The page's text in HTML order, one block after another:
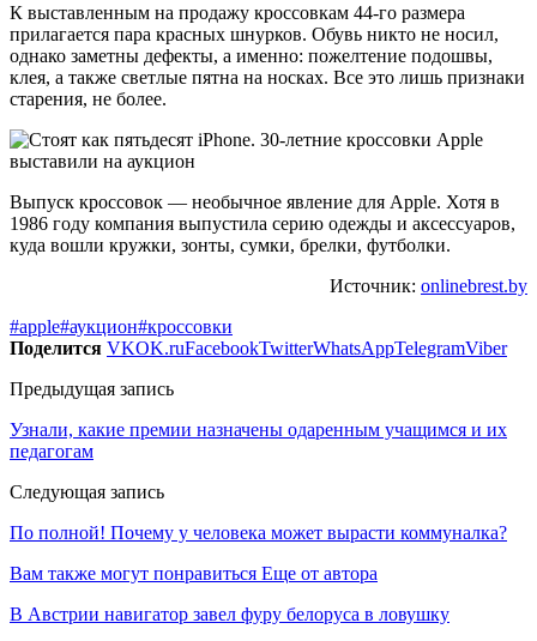
К выставленным на продажу кроссовкам 44-го размера
прилагается пара красных шнурков. Обувь никто не носил,
однако заметны дефекты, а именно: пожелтение подошвы,
клея, а также светлые пятна на носках. Все это лишь признаки
старения, не более.
Выпуск кроссовок — необычное явление для Apple. Хотя в
1986 году компания выпустила серию одежды и аксессуаров,
куда вошли кружки, зонты, сумки, брелки, футболки.
Источник: onlinebrest.by
#apple#аукцион#кроссовки
Поделится VKOK.ruFacebookTwitterWhatsAppTelegramViber
Предыдущая запись
Узнали, какие премии назначены одаренным учащимся и их
педагогам
Следующая запись
По полной! Почему у человека может вырасти коммуналка?
Вам также могут понравиться Еще от автора
В Австрии навигатор завел фуру белоруса в ловушку